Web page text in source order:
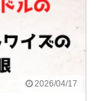
2026/04/17